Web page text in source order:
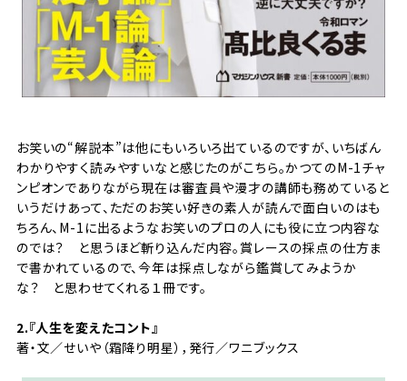
お笑いの“解説本”は他にもいろいろ出ているのですが、いちばん
わかりやすく読みやすいなと感じたのがこちら。かつてのM-1チャ
ンピオンでありながら現在は審査員や漫才の講師も務めていると
いうだけあって、ただのお笑い好きの素人が読んで面白いのはも
ちろん、M-1に出るようなお笑いのプロの人にも役に立つ内容な
のでは？ と思うほど斬り込んだ内容。賞レースの採点の仕方ま
で書かれているので、今年は採点しながら鑑賞してみようか
な？ と思わせてくれる１冊です。
2.『人生を変えたコント 』
著・文／せいや（霜降り明星），発行／ワニブックス